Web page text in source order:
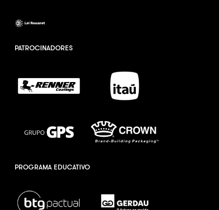
PATROCINADORES
PROGRAMA EDUCATIVO